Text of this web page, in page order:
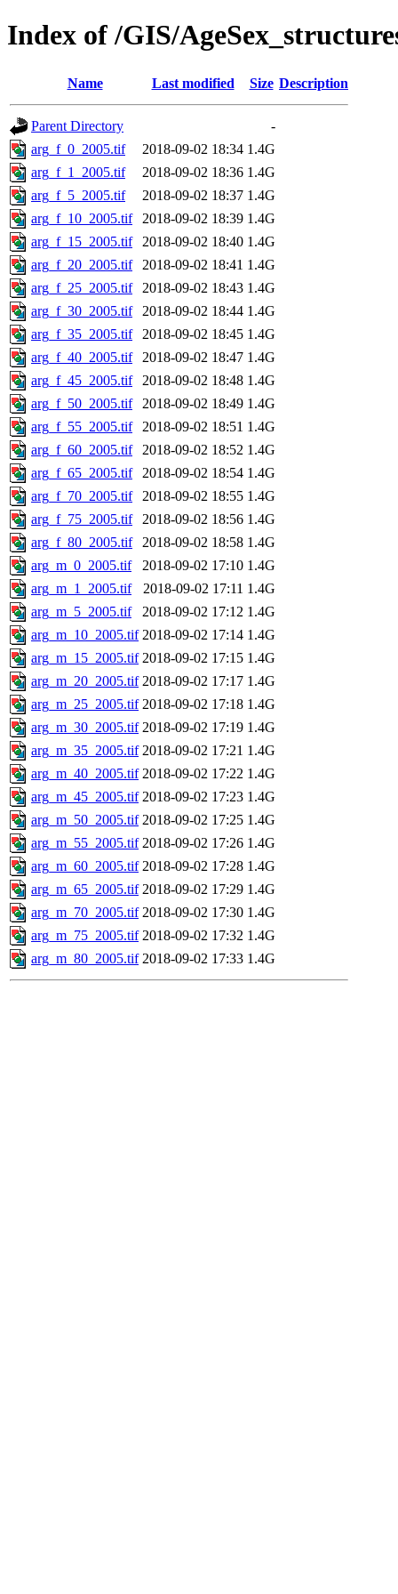
Index of /GIS/
Name Last modified Size Description
Parent Directory
-
arg_f_0_2005.tif
2018-09-02 18:34 1.4G
arg_f_1_2005.tif
2018-09-02 18:36 1.4G
arg_f_5_2005.tif
2018-09-02 18:37 1.4G
arg_f_10_2005.tif
2018-09-02 18:39 1.4G
arg_f_15_2005.tif
2018-09-02 18:40 1.4G
arg_f_20_2005.tif
2018-09-02 18:41 1.4G
arg_f_25_2005.tif
2018-09-02 18:43 1.4G
arg_f_30_2005.tif
2018-09-02 18:44 1.4G
arg_f_35_2005.tif
2018-09-02 18:45 1.4G
arg_f_40_2005.tif
2018-09-02 18:47 1.4G
arg_f_45_2005.tif
2018-09-02 18:48 1.4G
arg_f_50_2005.tif
2018-09-02 18:49 1.4G
arg_f_55_2005.tif
2018-09-02 18:51 1.4G
arg_f_60_2005.tif
2018-09-02 18:52 1.4G
arg_f_65_2005.tif
2018-09-02 18:54 1.4G
arg_f_70_2005.tif
2018-09-02 18:55 1.4G
arg_f_75_2005.tif
2018-09-02 18:56 1.4G
arg_f_80_2005.tif
2018-09-02 18:58 1.4G
arg_m_0_2005.tif
2018-09-02 17:10 1.4G
arg_m_1_2005.tif
2018-09-02 17:11 1.4G
arg_m_5_2005.tif
2018-09-02 17:12 1.4G
arg_m_10_2005.tif 2018-09-02 17:14 1.4G
arg_m_15_2005.tif 2018-09-02 17:15 1.4G
arg_m_20_2005.tif 2018-09-02 17:17 1.4G
arg_m_25_2005.tif 2018-09-02 17:18 1.4G
arg_m_30_2005.tif 2018-09-02 17:19 1.4G
arg_m_35_2005.tif 2018-09-02 17:21 1.4G
arg_m_40_2005.tif 2018-09-02 17:22 1.4G
arg_m_45_2005.tif 2018-09-02 17:23 1.4G
arg_m_50_2005.tif 2018-09-02 17:25 1.4G
arg_m_55_2005.tif 2018-09-02 17:26 1.4G
arg_m_60_2005.tif 2018-09-02 17:28 1.4G
arg_m_65_2005.tif 2018-09-02 17:29 1.4G
arg_m_70_2005.tif 2018-09-02 17:30 1.4G
arg_m_75_2005.tif 2018-09-02 17:32 1.4G
arg_m_80_2005.tif 2018-09-02 17:33 1.4G